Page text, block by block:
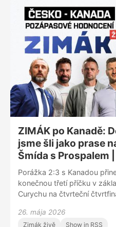
mistr světa Radim Vrbata.
výkony hráčů, ale
do budoucna. A koncept
roky. Názor? Udělejme z šampionátů přípravu na
Světový pohár a na
ZIMÁK po Kanadě:
jsme šli jako prase
Šmída s Prospalem
Porážka 2:3 s Kanadou
konečnou třetí příčku v
Curychu na čtvrteční
favoritem postupně
26. mája 2026
Zimák živě Show in RSS